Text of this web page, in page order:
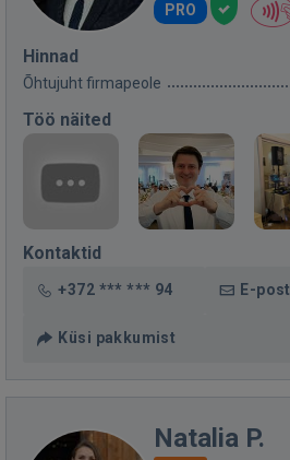
PRO
Hinnad
Õhtujuht firmapeole
Töö näited
Kontaktid
+372 *** *** 94 E-post
Küsi pakkumist
Natalia P.